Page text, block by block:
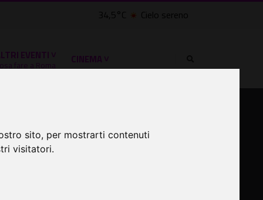
sito, per mostrarti contenuti
visitatori.
34,5°C Cielo sereno
EVENTI ˅
fare a Roma CINEMA ˅